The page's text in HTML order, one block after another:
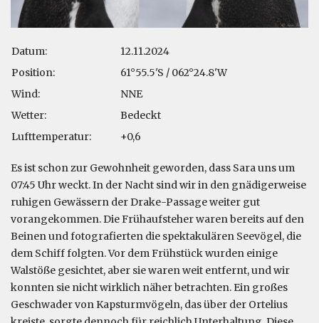
Datum:
12.11.2024
Position:
61°55.5'S / 062°24.8'W
Wind:
NNE
Wetter:
Bedeckt
Lufttemperatur:
+0,6
Es ist schon zur Gewohnheit geworden, dass Sara uns um
07:45 Uhr weckt. In der Nacht sind wir in den gnädigerweise
ruhigen Gewässern der Drake-Passage weiter gut
vorangekommen. Die Frühaufsteher waren bereits auf den
Beinen und fotografierten die spektakulären Seevögel, die
dem Schiff folgten. Vor dem Frühstück wurden einige
Walstöße gesichtet, aber sie waren weit entfernt, und wir
konnten sie nicht wirklich näher betrachten. Ein großes
Geschwader von Kapsturmvögeln, das über der Ortelius